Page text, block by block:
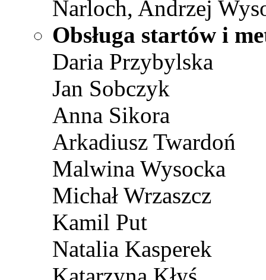
Narloch, Andrzej
Obsługa startów i
Daria Przybylska
Jan Sobczyk
Anna Sikora
Arkadiusz Twardoń
Malwina Wysocka
Michał Wrzaszcz
Kamil Put
Natalia Kasperek